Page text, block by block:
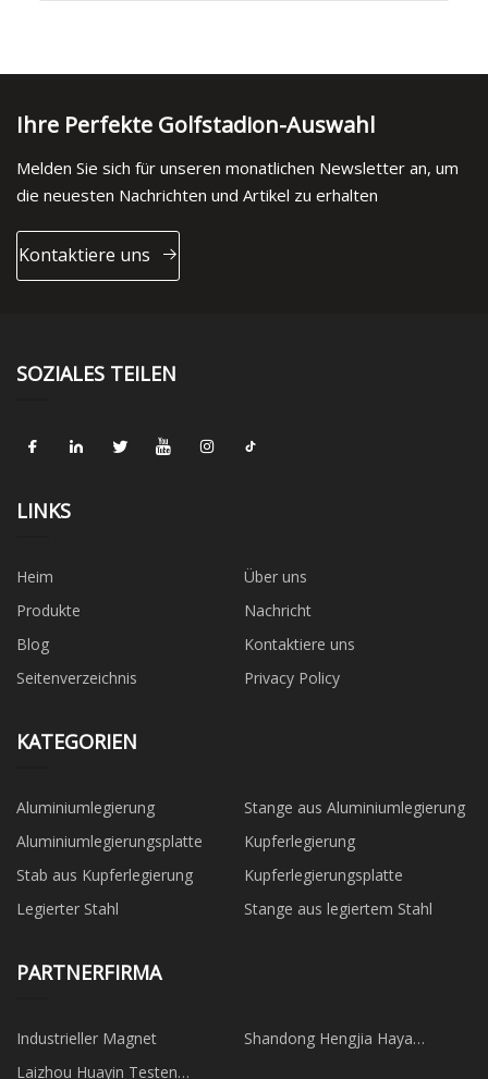
Ihre Perfekte Golfstadion-Auswahl
Melden Sie sich für unseren monatlichen Newsletter an, um
die neuesten Nachrichten und Artikel zu erhalten
Kontaktiere uns
SOZIALES TEILEN
LINKS
Heim
Über uns
Produkte
Nachricht
Blog
Kontaktiere uns
Seitenverzeichnis
Privacy Policy
KATEGORIEN
Aluminiumlegierung
Stange aus Aluminiumlegierung
Aluminiumlegierungsplatte
Kupferlegierung
Stab aus Kupferlegierung
Kupferlegierungsplatte
Legierter Stahl
Stange aus legiertem Stahl
PARTNERFIRMA
Industrieller Magnet
Shandong Hengjia Haya
Laizhou Huayin Testen